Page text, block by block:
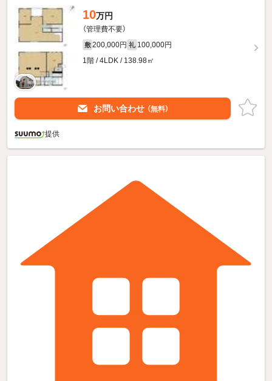
10万円
（管理費不要）
敷 200,000円 礼 100,000円
1階 / 4LDK / 138.98㎡
お問い合わせ （無料）
提供